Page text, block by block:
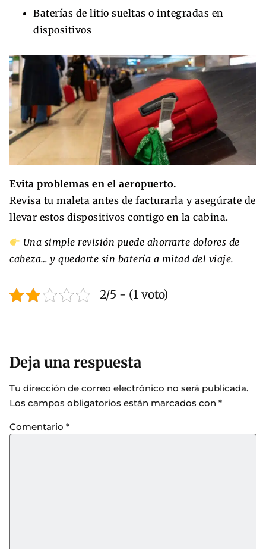
Baterías de litio sueltas o integradas en
dispositivos
Evita problemas en el aeropuerto.
Revisa tu maleta antes de facturarla y asegúrate de
llevar estos dispositivos contigo en la cabina.
Una simple revisión puede ahorrarte dolores de
cabeza… y quedarte sin batería a mitad del viaje.
2/5 - (1 voto)
Deja una respuesta
Tu dirección de correo electrónico no será publicada.
Los campos obligatorios están marcados con *
Comentario *